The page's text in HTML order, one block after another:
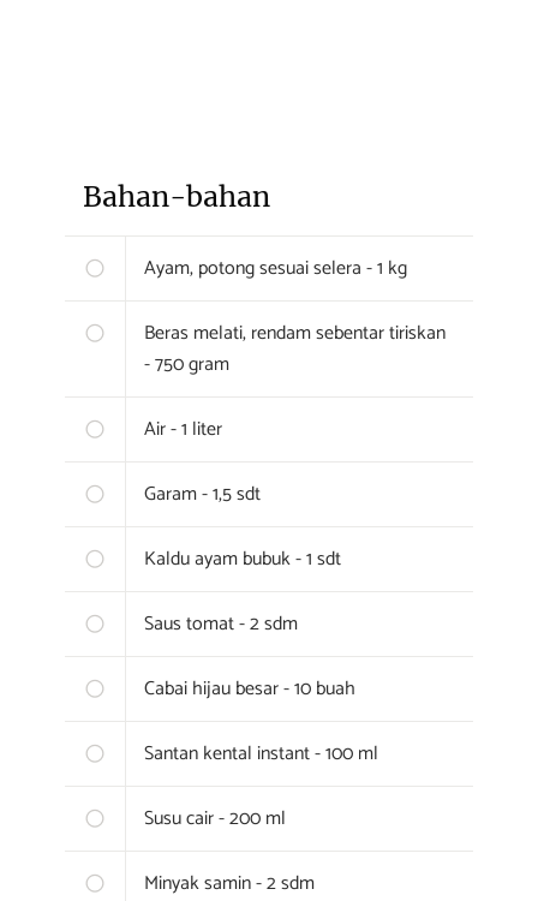
Bahan-bahan
Ayam, potong sesuai selera - 1 kg
Beras melati, rendam sebentar tiriskan
- 750 gram
Air - 1 liter
Garam - 1,5 sdt
Kaldu ayam bubuk - 1 sdt
Saus tomat - 2 sdm
Cabai hijau besar - 10 buah
Santan kental instant - 100 ml
Susu cair - 200 ml
Minyak samin - 2 sdm